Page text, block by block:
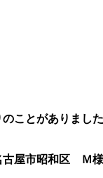
ことがありまし
古屋市昭和区 Ｍ